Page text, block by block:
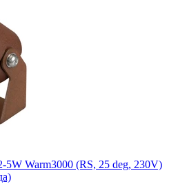
Warm3000 (RS, 25 deg, 230V)